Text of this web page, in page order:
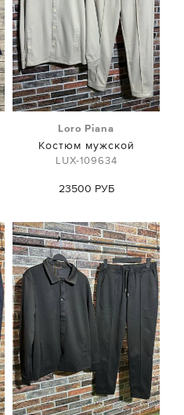
Loro Piana
Костюм мужской
LUX-109634
23500 РУБ